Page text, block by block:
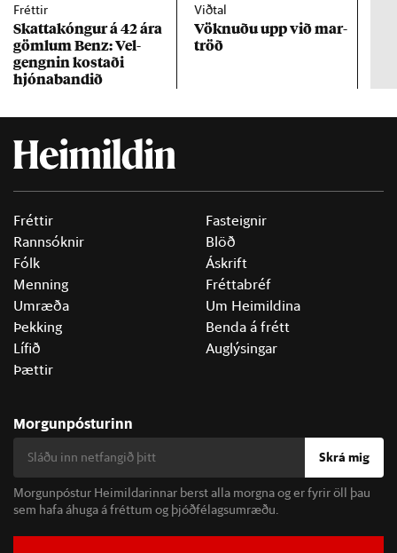
Fréttir
Skattakóng­ur á 42 ára
göml­um Benz: Vel­
gengn­in kostaði
hjóna­band­ið
Viðtal
Vökn­uðu upp við mar­
tröð
Fréttir
Rannsóknir
Fólk
Menning
Umræða
Þekking
Lífið
Þættir
Fasteignir
Blöð
Áskrift
Fréttabréf
Um Heimildina
Benda á frétt
Auglýsingar
Morgunpósturinn
Skrá mig
Morgunpóstur Heimildarinnar berst alla morgna og er fyrir öll þau
sem hafa áhuga á fréttum og þjóðfélagsumræðu.